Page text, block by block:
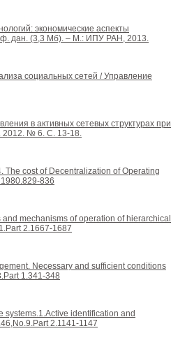
экономические аспекты
дан. (3,3 Мб). – М.: ИПУ РАН, 2013.
социальных сетей / Управление
в активных сетевых структурах при
2012. № 6. С. 13-18.
The cost of Decentralization of Operating
836
and mechanisms of operation of hierarchical
2.1667-1687
Necessary and sufficient conditions
1.341-348
systems.1.Active identification and
2.1141-1147